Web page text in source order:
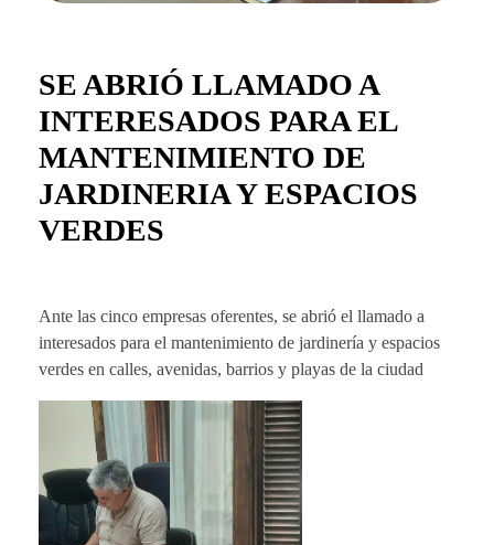
SE ABRIÓ LLAMADO A
INTERESADOS PARA EL
MANTENIMIENTO DE
JARDINERIA Y ESPACIOS
VERDES
Ante las cinco empresas oferentes, se abrió el llamado a
interesados para el mantenimiento de jardinería y espacios
verdes en calles, avenidas, barrios y playas de la ciudad